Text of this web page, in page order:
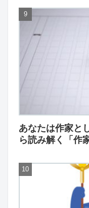
あなたは作家と
ら読み解く「作